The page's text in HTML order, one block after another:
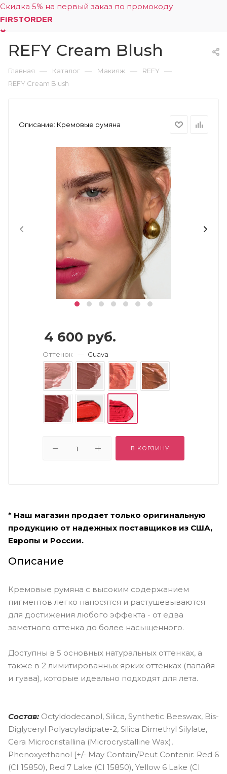
Скидка 5% на первый заказ по промокоду
FIRSTORDER
0
REFY Cream Blush
Главная — Каталог — Макияж — REFY —
REFY Cream Blush
Описание: Кремовые румяна
4 600 руб.
Оттенок — Guava
В КОРЗИНУ
* Наш магазин продает только оригинальную
продукцию от надежных поставщиков из США,
Европы и России.
Описание
Кремовые румяна с высоким содержанием
пигментов легко наносятся и растушевываются
для достижения любого эффекта - от едва
заметного оттенка до более насыщенного.
Доступны в 5 основных натуральных оттенках, а
также в 2 лимитированных ярких оттенках (папайя
и гуава), которые идеально подходят для лета.
Состав: Octyldodecanol, Silica, Synthetic Beeswax, Bis-
Diglyceryl Polyacyladipate-2, Silica Dimethyl Silylate,
Cera Microcristallina (Microcrystalline Wax),
Phenoxyethanol [+/- May Contain/Peut Contenir: Red 6
(CI 15850), Red 7 Lake (CI 15850), Yellow 6 Lake (CI